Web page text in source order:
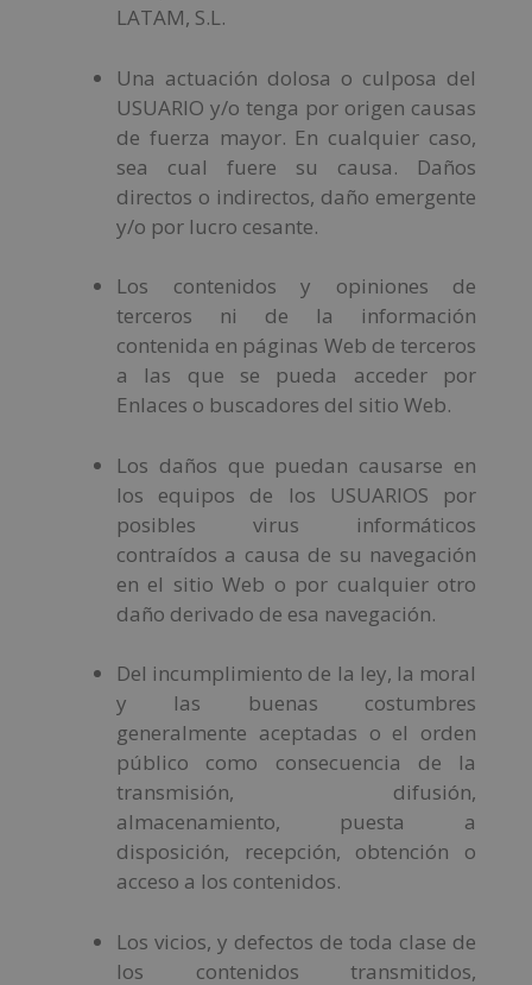
LATAM, S.L.
Una actuación dolosa o culposa del
USUARIO y/o tenga por origen causas
de fuerza mayor. En cualquier caso,
sea cual fuere su causa. Daños
directos o indirectos, daño emergente
y/o por lucro cesante.
Los contenidos y opiniones de
terceros ni de la información
contenida en páginas Web de terceros
a las que se pueda acceder por
Enlaces o buscadores del sitio Web.
Los daños que puedan causarse en
los equipos de los USUARIOS por
posibles virus informáticos
contraídos a causa de su navegación
en el sitio Web o por cualquier otro
daño derivado de esa navegación.
Del incumplimiento de la ley, la moral
y las buenas costumbres
generalmente aceptadas o el orden
público como consecuencia de la
transmisión, difusión,
almacenamiento, puesta a
disposición, recepción, obtención o
acceso a los contenidos.
Los vicios, y defectos de toda clase de
los contenidos transmitidos,